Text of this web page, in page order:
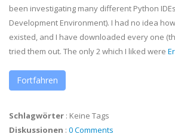
been investigating many different Python IDEs
Development Environment). I had no idea
existed, and I have downloaded every one
tried them out. The only 2 which I liked were
Fortfahren
Schlagwörter : Keine Tags
Diskussionen : 0 Comments